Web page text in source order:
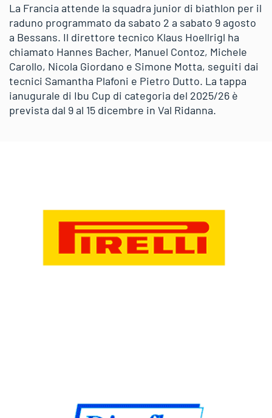
La Francia attende la squadra junior di biathlon per il
raduno programmato da sabato 2 a sabato 9 agosto
a Bessans. Il direttore tecnico Klaus Hoellrigl ha
chiamato Hannes Bacher, Manuel Contoz, Michele
Carollo, Nicola Giordano e Simone Motta, seguiti dai
tecnici Samantha Plafoni e Pietro Dutto. La tappa
ianugurale di Ibu Cup di categoria del 2025/26 è
prevista dal 9 al 15 dicembre in Val Ridanna.